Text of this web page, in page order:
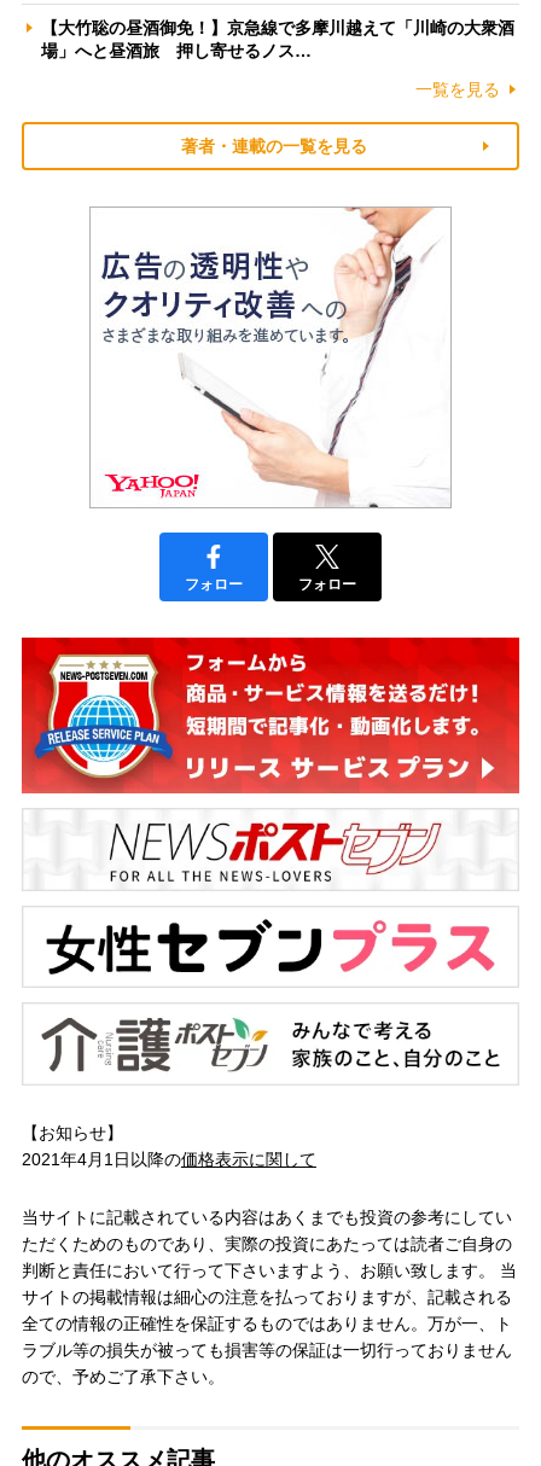
【大竹聡の昼酒御免！】京急線で多摩川越えて「川崎の大衆酒
場」へと昼酒旅 押し寄せるノス…
一覧を見る
著者・連載の一覧を見る
フォロー フォロー
【お知らせ】
2021年4月1日以降の価格表示に関して
当サイトに記載されている内容はあくまでも投資の参考にしてい
ただくためのものであり、実際の投資にあたっては読者ご自身の
判断と責任において行って下さいますよう、お願い致します。 当
サイトの掲載情報は細心の注意を払っておりますが、記載される
全ての情報の正確性を保証するものではありません。万が一、ト
ラブル等の損失が被っても損害等の保証は一切行っておりません
ので、予めご了承下さい。
他のオススメ記事